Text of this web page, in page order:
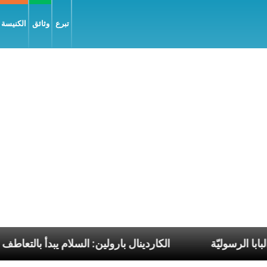
وثائق تبرع
الكاردينال بارولين: ضمن رحلات البابا الرسوليّة